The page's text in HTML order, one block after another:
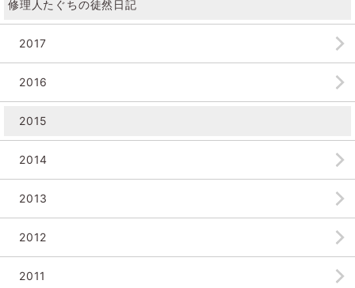
修理人たぐちの徒然日記
2017
2016
2015
2014
2013
2012
2011